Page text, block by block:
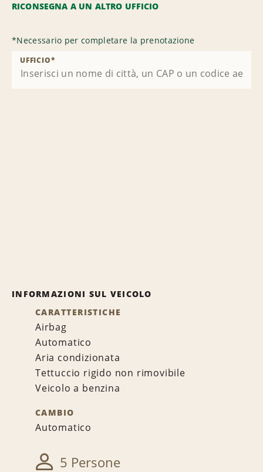
RICONSEGNA A UN ALTRO UFFICIO
*Necessario per completare la prenotazione
UFFICIO*
INFORMAZIONI SUL VEICOLO
CARATTERISTICHE
Airbag
Automatico
Aria condizionata
Tettuccio rigido non rimovibile
Veicolo a benzina
CAMBIO
Automatico
5 Persone